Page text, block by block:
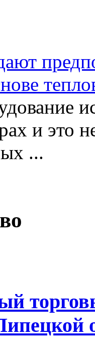
и это
...